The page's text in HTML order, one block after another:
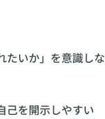
たいか」を意識しな
己を開示しやすい